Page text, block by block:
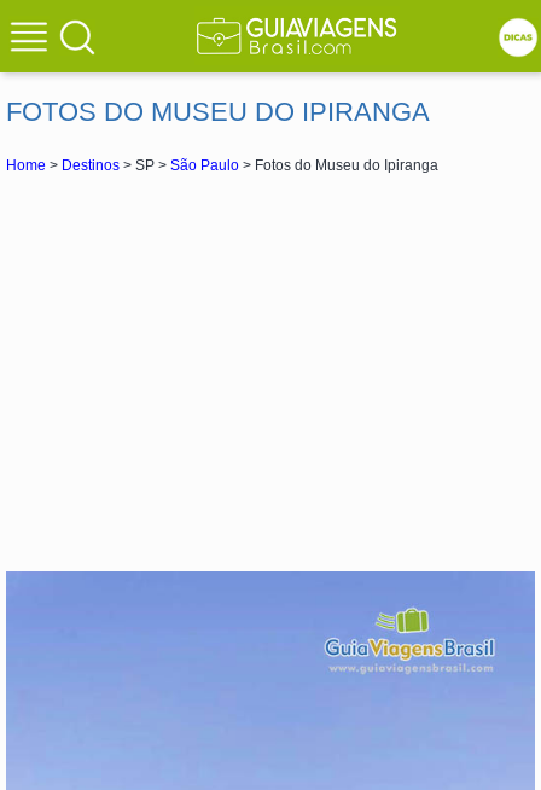
FOTOS DO MUSEU DO IPIRANGA
Home > Destinos > SP > São Paulo > Fotos do Museu do Ipiranga